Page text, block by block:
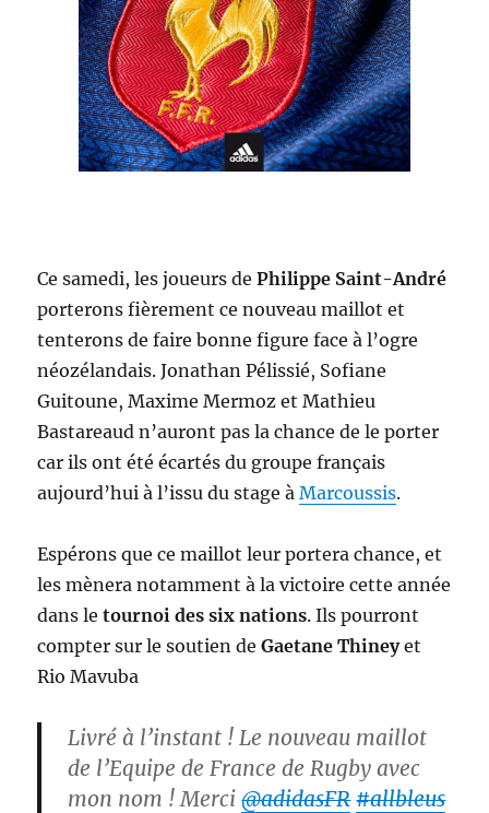
Ce samedi, les joueurs dePhilippe Saint-André
porterons fièrement ce nouveau maillot et
tenterons de faire bonne figure face à l’ogre
néozélandais. Jonathan Pélissié, Sofiane
Guitoune, Maxime Mermoz et Mathieu
Bastareaud n’auront pas la chance de le porter
car ils ont été écartés du groupe français
aujourd’hui à l’issu du stage àMarcoussis.
Espérons que ce maillot leur portera chance, et
les mènera notamment à la victoire cette année
dans letournoi des six nations. Ils pourront
compter sur le soutien deGaetane Thineyet
Rio Mavuba
Livré à l’instant ! Le nouveau maillot
de l’Equipe de France de Rugby avec
mon nom ! Merci@adidasFR #allbleus